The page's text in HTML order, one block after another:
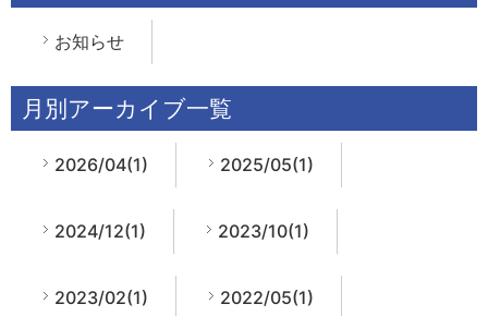
お知らせ
月別アーカイブ一覧
2026/04(1) 2025/05(1)
2024/12(1) 2023/10(1)
2023/02(1) 2022/05(1)